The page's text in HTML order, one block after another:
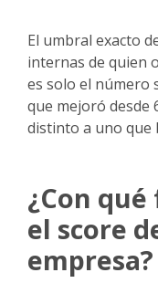
El umbral exacto
internas de quien
es solo el número
que mejoró desde
distinto a uno que
¿Con
el score
empresa?